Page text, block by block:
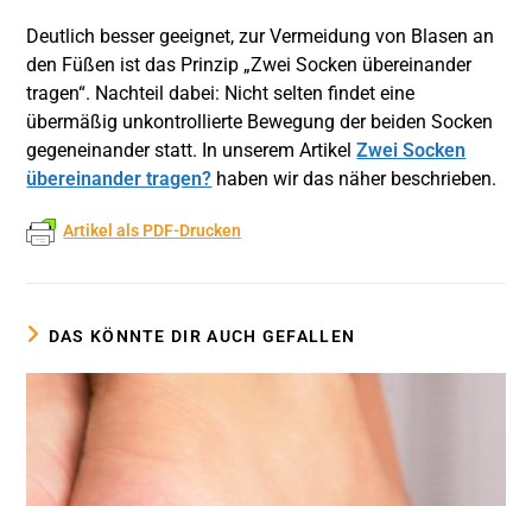
Deutlich besser geeignet, zur Vermeidung von Blasen an
den Füßen ist das Prinzip „Zwei Socken übereinander
tragen“. Nachteil dabei: Nicht selten findet eine
übermäßig unkontrollierte Bewegung der beiden Socken
gegeneinander statt. In unserem ArtikelZwei Socken
übereinander tragen? haben wir das näher beschrieben.
Artikel als PDF-Drucken
DAS KÖNNTE DIR AUCH GEFALLEN